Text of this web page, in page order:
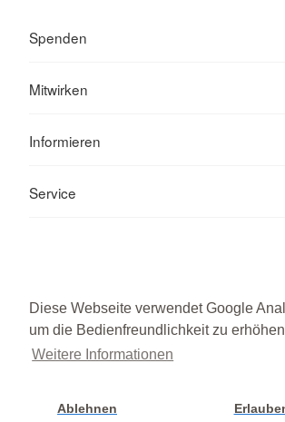
Diese Webseite verwendet Google
um die Bedienfreundlichkeit zu
Weitere Informationen
Ablehnen
Spenden
Mitwirken
Informieren
Service
© 2026 Kreisverband Pfaffenhofen a.d.